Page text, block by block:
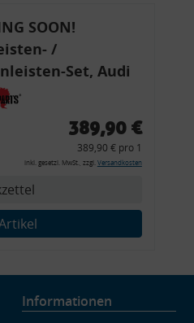
SOON!
/
Set, Audi
Coupe, S2, (6x
2x Kappe,
389,90 €
389,90 € pro 1
inkl. gesetzl. MwSt., zzgl. Versandkosten
Informationen